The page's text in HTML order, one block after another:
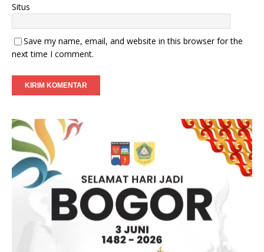
Situs
Save my name, email, and website in this browser for the
next time I comment.